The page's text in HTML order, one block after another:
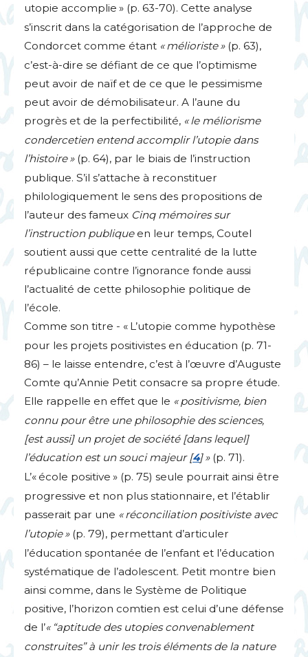
utopie accomplie » (p. 63-70). Cette analyse
s’inscrit dans la catégorisation de l’approche de
Condorcet comme étant « mélioriste »(p. 63),
c’est-à-dire se défiant de ce que l’optimisme
peut avoir de naïf et de ce que le pessimisme
peut avoir de démobilisateur. A l’aune du
progrès et de la perfectibilité, « le méliorisme
condercetien entend accomplir l’utopie dans
l’histoire »(p. 64), par le biais de l’instruction
publique. S’il s’attache à reconstituer
philologiquement le sens des propositions de
l’auteur des fameux Cinq mémoires sur
l’instruction publiqueen leur temps, Coutel
soutient aussi que cette centralité de la lutte
républicaine contre l’ignorance fonde aussi
l’actualité de cette philosophie politique de
l’école.
Comme son titre - « L’utopie comme hypothèse
pour les projets positivistes en éducation (p. 71-
86) – le laisse entendre, c’est à l’œuvre d’Auguste
Comte qu’Annie Petit consacre sa propre étude.
Elle rappelle en effet que le « positivisme, bien
connu pour être une philosophie des sciences,
[est aussi] un projet de société [dans lequel]
l’éducation est un souci majeur[4] »(p. 71).
L’« école positive » (p. 75) seule pourrait ainsi être
progressive et non plus stationnaire, et l’établir
passerait par une « réconciliation positiviste avec
l’utopie »(p. 79), permettant d’articuler
l’éducation spontanée de l’enfant et l’éducation
systématique de l’adolescent. Petit montre bien
ainsi comme, dans le Système de Politique
positive, l’horizon comtien est celui d’une défense
de l’« “aptitude des utopies convenablement
construites” à unir les trois éléments de la nature